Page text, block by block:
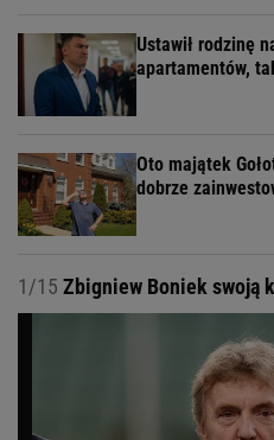
Ustawił rodzinę
apartamentów,
Oto majątek
dobrze
1/15 Zbigniew Boniek swoją